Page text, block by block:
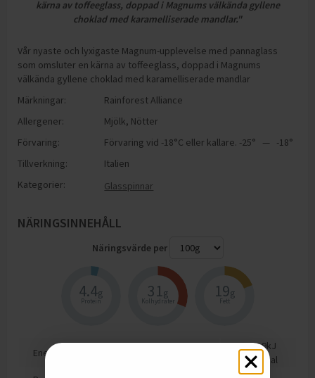
kärna av toffeeglass, doppad i Magnums välkända gyllene
choklad med karamelliserade mandlar."
Vår nyaste och lyxigaste Magnum-upplevelse med pannaglass
som omsluter en kärna av toffeeglass, doppad i Magnums
välkända gyllene choklad med karamelliserade mandlar
Märkningar:
Rainforest Alliance
Allergener:
Mjölk, Nötter
Förvaring:
Förvaring vid -18°C eller kallare. -25° — -18°
Tillverkning:
Italien
Kategorier:
Glasspinnar
NÄRINGSINNEHÅLL
Näringsvärde per
4.4g
Protein
31 g
Kolhydrater
19g
Fett
Energi
1319kJ
315
kcal